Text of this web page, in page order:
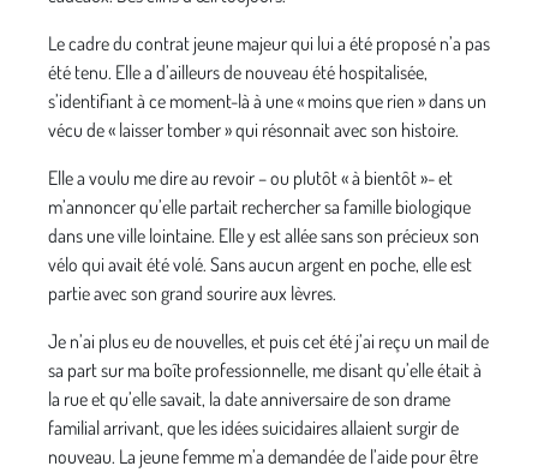
Le cadre du contrat jeune majeur qui lui a été proposé n’a pas
été tenu. Elle a d’ailleurs de nouveau été hospitalisée,
s’identifiant à ce moment-là à une « moins que rien » dans un
vécu de « laisser tomber » qui résonnait avec son histoire.
Elle a voulu me dire au revoir – ou plutôt « à bientôt »- et
m’annoncer qu’elle partait rechercher sa famille biologique
dans une ville lointaine. Elle y est allée sans son précieux son
vélo qui avait été volé. Sans aucun argent en poche, elle est
partie avec son grand sourire aux lèvres.
Je n’ai plus eu de nouvelles, et puis cet été j’ai reçu un mail de
sa part sur ma boîte professionnelle, me disant qu’elle était à
la rue et qu’elle savait, la date anniversaire de son drame
familial arrivant, que les idées suicidaires allaient surgir de
nouveau. La jeune femme m’a demandée de l’aide pour être